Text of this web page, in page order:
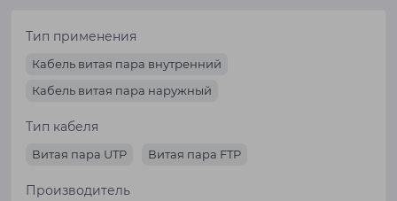
Тип применения
Кабель витая пара внутренний
Кабель витая пара наружный
Тип кабеля
Витая пара UTP Витая пара FTP
Производитель